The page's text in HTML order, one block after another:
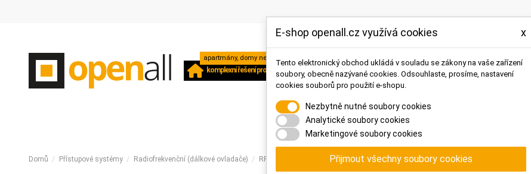
komplexní řešení pro objekty
apartmány, domy nebo byty
bezpečnostní prvky přístupové systémy hardware a licence
Domů Přístupové systémy Radiofrekvenční (dálkové ovladače) RF dálkové ovladače Programovatelný ovladač JCM-TECH GO-PRO 2
E-shop openall.cz využívá cookies x
Tento elektronický obchod ukládá v souladu se zákony na vaše zařízení
soubory, obecně nazývané cookies. Odsouhlaste, prosíme, nastavení
cookies souborů pro použití e-shopu.
Nezbytně nutné soubory cookies
Analytické soubory cookies
Marketingové soubory cookies
Přijmout všechny soubory cookies